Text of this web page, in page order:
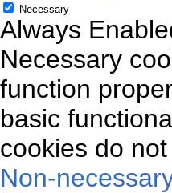
Necessary
Always
Necessary
function
basic
cookies do
Non-